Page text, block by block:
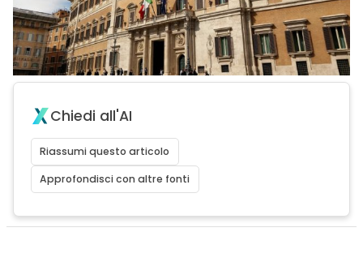
Chiedi all'AI
Riassumi questo articolo
Approfondisci con altre fonti